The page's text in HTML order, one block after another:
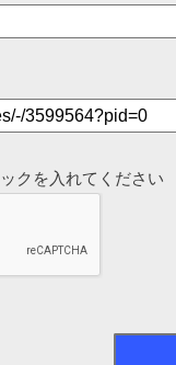
クを入れてください